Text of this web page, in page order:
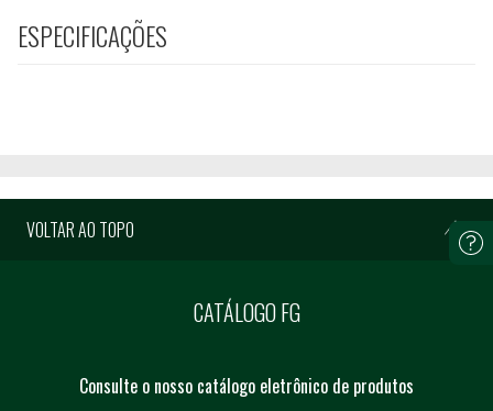
ESPECIFICAÇÕES
VOLTAR AO TOPO
CATÁLOGO FG
Consulte o nosso catálogo eletrônico de produtos